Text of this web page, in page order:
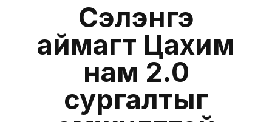
Сэлэнгэ
аймагт Цахим
нам 2.0
сургалтыг